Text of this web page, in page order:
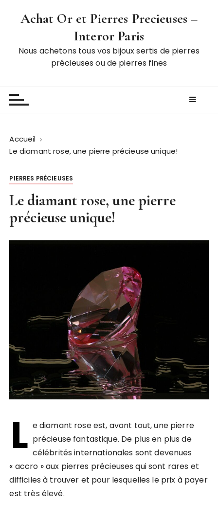
Achat Or et Pierres Precieuses –
Interor Paris
Nous achetons tous vos bijoux sertis de pierres
précieuses ou de pierres fines
Accueil
Le diamant rose, une pierre précieuse unique!
PIERRES PRÉCIEUSES
Le diamant rose, une pierre
précieuse unique!
L e diamant rose est, avant tout, une pierre
précieuse fantastique. De plus en plus de
célébrités internationales sont devenues
« accro » aux pierres précieuses qui sont rares et
difficiles à trouver et pour lesquelles le prix à payer
est très élevé.